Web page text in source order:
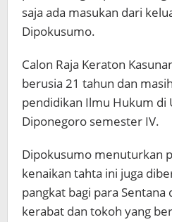
saja ada masukan dari
Dipokusumo.
Calon Raja Keraton
berusia 21 tahun dan
pendidikan Ilmu Hukum di
Diponegoro semester IV.
Dipokusumo menuturkan
kenaikan tahta ini juga
pangkat bagi para Sentana
kerabat dan tokoh yang